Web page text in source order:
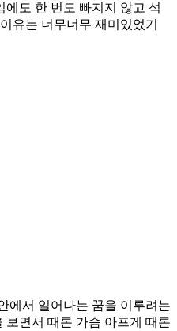
도 한 번도 빠지지 않고 석
유는 너무너무 재미있었기
에서 일어나는 꿈을 이루려는
보면서 때론 가슴 아프게 때론